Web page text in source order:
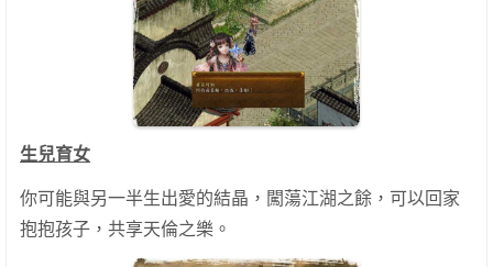
生兒育女
你可能與另一半生出愛的結晶，闖蕩江湖之餘，可以回家
抱抱孩子，共享天倫之樂。